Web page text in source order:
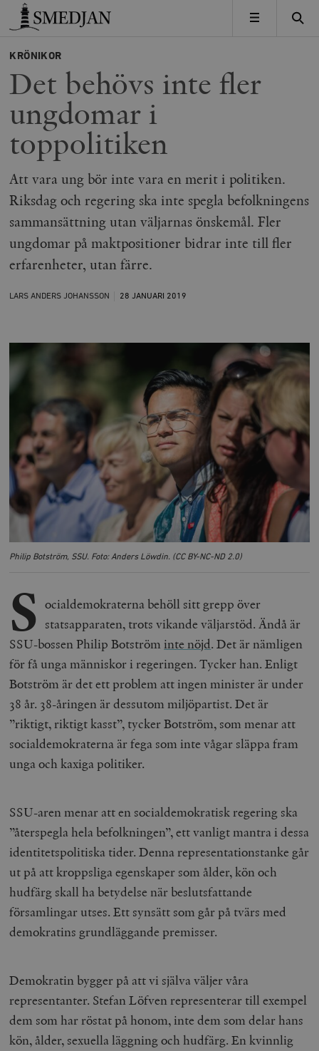
Timbro
MENY
KRÖNIKOR
Det behövs inte fler
ungdomar i
toppolitiken
Att vara ung bör inte vara en merit i politiken.
Riksdag och regering ska inte spegla befolkningens
sammansättning utan väljarnas önskemål. Fler
ungdomar på maktpositioner bidrar inte till fler
erfarenheter, utan färre.
LARS ANDERS JOHANSSON 28 JANUARI 2019
Philip Botström, SSU. Foto: Anders Löwdin. (CC BY-NC-ND 2.0)
S ocialdemokraterna behöll sitt grepp över
statsapparaten, trots vikande väljarstöd. Ändå är
SSU-bossen Philip Botströminte nöjd. Det är nämligen
för få unga människor i regeringen. Tycker han. Enligt
Botström är det ett problem att ingen minister är under
38 år. 38-åringen är dessutom miljöpartist. Det är
”riktigt, riktigt kasst”, tycker Botström, som menar att
socialdemokraterna är fega som inte vågar släppa fram
unga och kaxiga politiker.
SSU-aren menar att en socialdemokratisk regering ska
”återspegla hela befolkningen”, ett vanligt mantra i dessa
identitetspolitiska tider. Denna representationstanke går
ut på att kroppsliga egenskaper som ålder, kön och
hudfärg skall ha betydelse när beslutsfattande
församlingar utses. Ett synsätt som går på tvärs med
demokratins grundläggande premisser.
Demokratin bygger på att vi själva väljer våra
representanter. Stefan Löfven representerar till exempel
dem som har röstat på honom, inte dem som delar hans
kön, ålder, sexuella läggning och hudfärg. En kvinnlig